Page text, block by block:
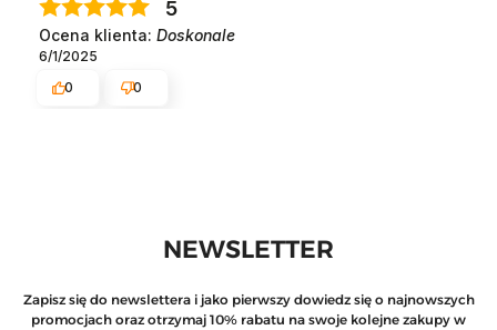
5
Ocena klienta: Doskonale
6/1/2025
0
0
NEWSLETTER
Zapisz się do newslettera i jako pierwszy dowiedz się o najnowszych
promocjach oraz otrzymaj 10% rabatu na swoje kolejne zakupy w